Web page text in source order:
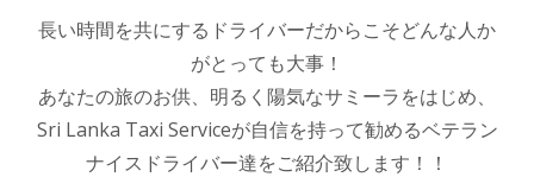
長い時間を共にするドライバーだからこそどんな人か
がとっても大事！
あなたの旅のお供、明るく陽気なサミーラをはじめ、
Sri Lanka Taxi Serviceが自信を持って勧めるベテラン
ナイスドライバー達をご紹介致します！！